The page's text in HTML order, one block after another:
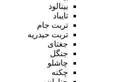
بینالود
تایباد
تربت جام
تربت حیدریه
جغتای
جنگل
چاشلو
چکنه